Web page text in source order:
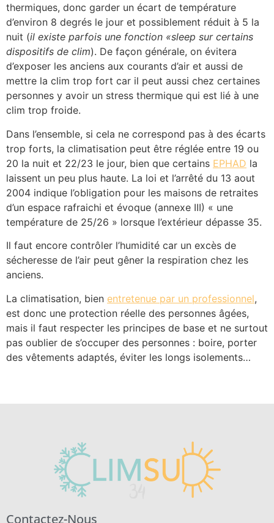
thermiques, donc garder un écart de température
d’environ 8 degrés le jour et possiblement réduit à 5 la
nuit (il existe parfois une fonction «sleep sur certains
dispositifs de clim). De façon générale, on évitera
d’exposer les anciens aux courants d’air et aussi de
mettre la clim trop fort car il peut aussi chez certaines
personnes y avoir un stress thermique qui est lié à une
clim trop froide.
Dans l’ensemble, si cela ne correspond pas à des écarts
trop forts, la climatisation peut être réglée entre 19 ou
20 la nuit et 22/23 le jour, bien que certains EPHAD la
laissent un peu plus haute. La loi et l’arrêté du 13 aout
2004 indique l’obligation pour les maisons de retraites
d’un espace rafraichi et évoque (annexe III) « une
température de 25/26 » lorsque l’extérieur dépasse 35.
Il faut encore contrôler l’humidité car un excès de
sécheresse de l’air peut gêner la respiration chez les
anciens.
La climatisation, bien entretenue par un professionnel,
est donc une protection réelle des personnes âgées,
mais il faut respecter les principes de base et ne surtout
pas oublier de s’occuper des personnes : boire, porter
des vêtements adaptés, éviter les longs isolements…
Contactez-Nous